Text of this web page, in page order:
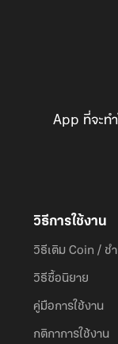
App ที่จะท
วิธีการใช้งาน
วิธีเติม Coin / ชำ
วิธีซื้อนิยาย
คู่มือการใช้งาน
กติกาการใช้งาน